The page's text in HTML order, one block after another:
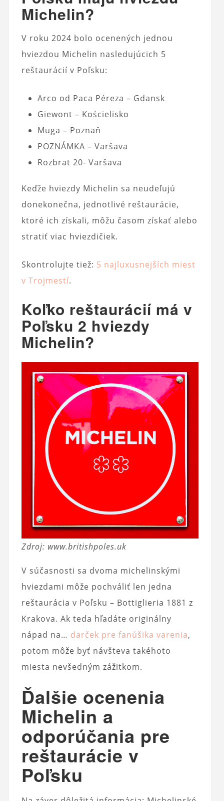
Michelin?
V roku 2024 bolo ocenených jednou
hviezdou Michelin nasledujúcich 5
reštaurácií v Poľsku:
Arco od Paca Péreza – Gdansk
Giewont – Kościelisko
Muga – Poznaň
POZNÁMKA – Varšava
Rozbrat 20- Varšava
Keďže hviezdy Michelin sa neudeľujú
donekonečna, jednotlivé reštaurácie,
ktoré ich získali, môžu časom získať alebo
stratiť viac hviezdičiek.
Skontrolujte tiež: 5 najluxusnejších miest
v Trojmestí.
Koľko reštaurácií má v
Poľsku 2 hviezdy
Michelin?
Zdroj: www.britishpoles.uk
V súčasnosti sa dvoma michelinskými
hviezdami môže pochváliť len jedna
reštaurácia v Poľsku – Bottiglieria 1881 z
Krakova. Ak teda hľadáte originálny
nápad na… darček pre fanúšika varenia,
potom môže byť návšteva takéhoto
miesta nevšedným zážitkom.
Ďalšie ocenenia
Michelin a
odporúčania pre
reštaurácie v
Poľsku